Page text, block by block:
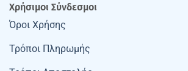
Χρήσιμοι Σύνδεσμοι
Όροι Χρήσης
Τρόποι Πληρωμής